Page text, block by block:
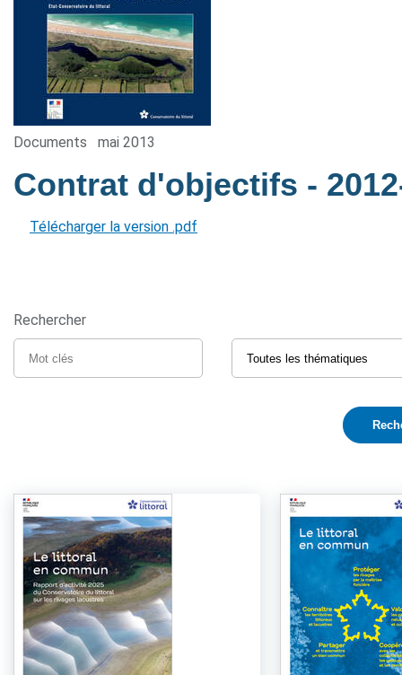
Documents mai 2013
Contrat d'objectifs -
Télécharger la version .pdf
Rechercher